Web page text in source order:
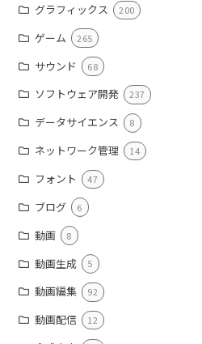
グラフィックス 200
ゲーム 265
サウンド 68
ソフトウェア開発 237
データサイエンス 8
ネットワーク管理 14
フォント 47
ブログ 6
動画 8
動画生成 5
動画編集 92
動画配信 12